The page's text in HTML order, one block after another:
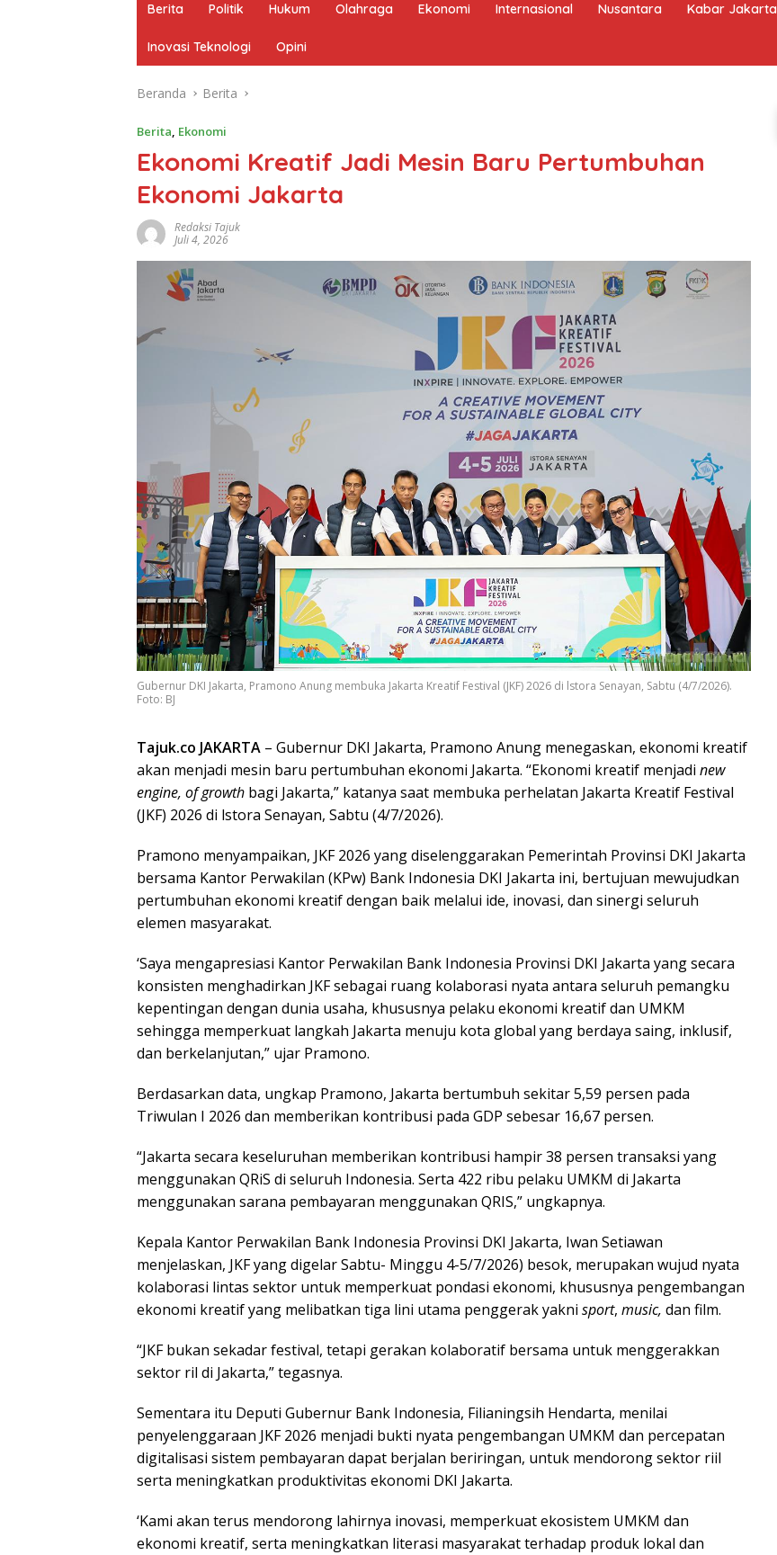
Berita Politik Hukum Olahraga Ekonomi Internasional Nusantara Kabar Jakarta
Inovasi Teknologi Opini
Beranda Berita
Berita, Ekonomi
Ekonomi Kreatif Jadi Mesin Baru Pertumbuhan
Ekonomi Jakarta
Redaksi Tajuk
Juli 4, 2026
Gubernur DKI Jakarta, Pramono Anung membuka Jakarta Kreatif Festival (JKF) 2026 di lstora Senayan, Sabtu (4/7/2026).
Foto: BJ
Tajuk.co JAKARTA – Gubernur DKI Jakarta, Pramono Anung menegaskan, ekonomi kreatif
akan menjadi mesin baru pertumbuhan ekonomi Jakarta. “Ekonomi kreatif menjadi new
engine, of growth bagi Jakarta,” katanya saat membuka perhelatan Jakarta Kreatif Festival
(JKF) 2026 di lstora Senayan, Sabtu (4/7/2026).
Pramono menyampaikan, JKF 2026 yang diselenggarakan Pemerintah Provinsi DKI Jakarta
bersama Kantor Perwakilan (KPw) Bank Indonesia DKI Jakarta ini, bertujuan mewujudkan
pertumbuhan ekonomi kreatif dengan baik melalui ide, inovasi, dan sinergi seluruh
elemen masyarakat.
‘Saya mengapresiasi Kantor Perwakilan Bank Indonesia Provinsi DKI Jakarta yang secara
konsisten menghadirkan JKF sebagai ruang kolaborasi nyata antara seluruh pemangku
kepentingan dengan dunia usaha, khususnya pelaku ekonomi kreatif dan UMKM
sehingga memperkuat langkah Jakarta menuju kota global yang berdaya saing, inklusif,
dan berkelanjutan,” ujar Pramono.
Berdasarkan data, ungkap Pramono, Jakarta bertumbuh sekitar 5,59 persen pada
Triwulan I 2026 dan memberikan kontribusi pada GDP sebesar 16,67 persen.
“Jakarta secara keseluruhan memberikan kontribusi hampir 38 persen transaksi yang
menggunakan QRiS di seluruh Indonesia. Serta 422 ribu pelaku UMKM di Jakarta
menggunakan sarana pembayaran menggunakan QRIS,” ungkapnya.
Kepala Kantor Perwakilan Bank Indonesia Provinsi DKI Jakarta, Iwan Setiawan
menjelaskan, JKF yang digelar Sabtu- Minggu 4-5/7/2026) besok, merupakan wujud nyata
kolaborasi lintas sektor untuk memperkuat pondasi ekonomi, khususnya pengembangan
ekonomi kreatif yang melibatkan tiga lini utama penggerak yakni sport, music, dan film.
“JKF bukan sekadar festival, tetapi gerakan kolaboratif bersama untuk menggerakkan
sektor ril di Jakarta,” tegasnya.
Sementara itu Deputi Gubernur Bank Indonesia, Filianingsih Hendarta, menilai
penyelenggaraan JKF 2026 menjadi bukti nyata pengembangan UMKM dan percepatan
digitalisasi sistem pembayaran dapat berjalan beriringan, untuk mendorong sektor riil
serta meningkatkan produktivitas ekonomi DKI Jakarta.
‘Kami akan terus mendorong lahirnya inovasi, memperkuat ekosistem UMKM dan
ekonomi kreatif, serta meningkatkan literasi masyarakat terhadap produk lokal dan